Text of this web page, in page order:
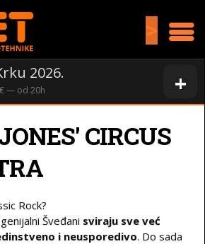
>
+
2026.
— od 20h
CIRCUS
Rock?
Šveđani sviraju sve već
i neusporedivo. Do sada